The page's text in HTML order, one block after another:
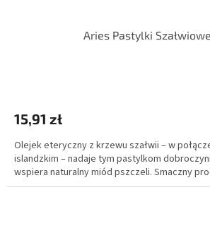
Aries Pastylki
15,91 zł
Olejek eteryczny z krzewu szałwii – w
islandzkim – nadaje tym pastylkom
wspiera naturalny miód pszczeli. Smaczny